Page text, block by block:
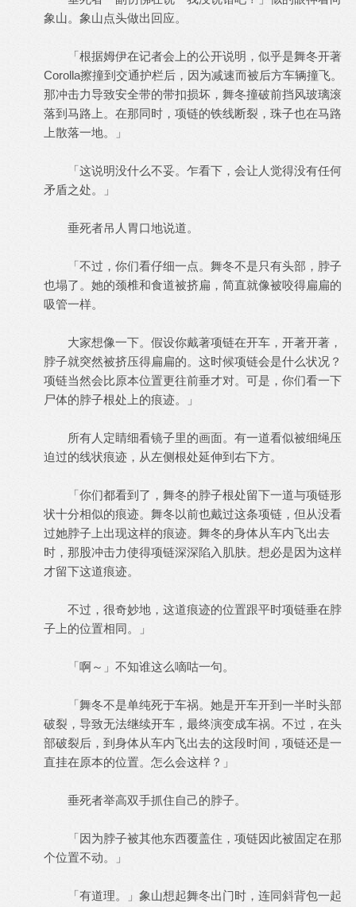
象山。象山点头做出回应。
「根据姆伊在记者会上的公开说明，似乎是舞冬开著
Corolla擦撞到交通护栏后，因为减速而被后方车辆撞飞。
那冲击力导致安全带的带扣损坏，舞冬撞破前挡风玻璃滚
落到马路上。在那同时，项链的铁线断裂，珠子也在马路
上散落一地。」
「这说明没什么不妥。乍看下，会让人觉得没有任何
矛盾之处。」
垂死者吊人胃口地说道。
「不过，你们看仔细一点。舞冬不是只有头部，脖子
也塌了。她的颈椎和食道被挤扁，简直就像被咬得扁扁的
吸管一样。
大家想像一下。假设你戴著项链在开车，开著开著，
脖子就突然被挤压得扁扁的。这时候项链会是什么状况？
项链当然会比原本位置更往前垂才对。可是，你们看一下
尸体的脖子根处上的痕迹。」
所有人定睛细看镜子里的画面。有一道看似被细绳压
迫过的线状痕迹，从左侧根处延伸到右下方。
「你们都看到了，舞冬的脖子根处留下一道与项链形
状十分相似的痕迹。舞冬以前也戴过这条项链，但从没看
过她脖子上出现这样的痕迹。舞冬的身体从车内飞出去
时，那股冲击力使得项链深深陷入肌肤。想必是因为这样
才留下这道痕迹。
不过，很奇妙地，这道痕迹的位置跟平时项链垂在脖
子上的位置相同。」
「啊～」不知谁这么嘀咕一句。
「舞冬不是单纯死于车祸。她是开车开到一半时头部
破裂，导致无法继续开车，最终演变成车祸。不过，在头
部破裂后，到身体从车内飞出去的这段时间，项链还是一
直挂在原本的位置。怎么会这样？」
垂死者举高双手抓住自己的脖子。
「因为脖子被其他东西覆盖住，项链因此被固定在那
个位置不动。」
「有道理。」象山想起舞冬出门时，连同斜背包一起